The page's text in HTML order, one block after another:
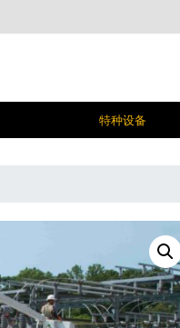
特种设备